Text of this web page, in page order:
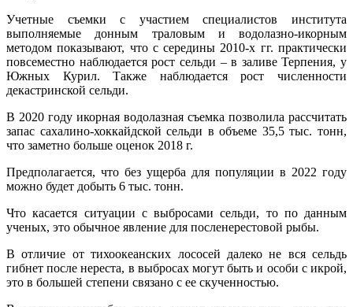
Учетные съемки с участием специалистов института
выполняемые донным траловым и водолазно-икорным
методом показывают, что с середины 2010-х гг. практически
повсеместно наблюдается рост сельди – в заливе Терпения, у
Южных Курил. Также наблюдается рост численности
декастринской сельди.
В 2020 году икорная водолазная съемка позволила рассчитать
запас сахалино-хоккайдской сельди в объеме 35,5 тыс. тонн,
что заметно больше оценок 2018 г.
Предполагается, что без ущерба для популяции в 2022 году
можно будет добыть 6 тыс. тонн.
Что касается ситуации с выбросами сельди, то по данным
ученых, это обычное явление для посленерестовой рыбы.
В отличие от тихоокеанских лососей далеко не вся сельдь
гибнет после нереста, в выбросах могут быть и особи с икрой,
это в большей степени связано с ее скученностью.